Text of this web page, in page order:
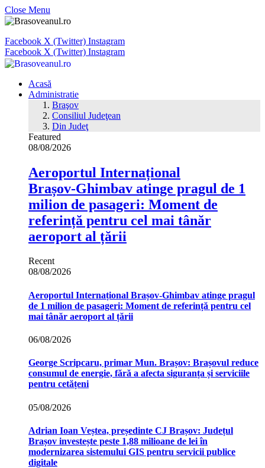
Close Menu
Facebook X (Twitter) Instagram
Facebook X (Twitter) Instagram
Acasă
Administratie
Braşov
Consiliul Judeţean
Din Judeţ
Featured
08/08/2026
Aeroportul Internațional
Brașov‑Ghimbav atinge pragul de 1
milion de pasageri: Moment de
referință pentru cel mai tânăr
aeroport al țării
Recent
08/08/2026
Aeroportul Internațional Brașov‑Ghimbav atinge pragul
de 1 milion de pasageri: Moment de referință pentru cel
mai tânăr aeroport al țării
06/08/2026
George Scripcaru, primar Mun. Brașov: Brașovul reduce
consumul de energie, fără a afecta siguranța și serviciile
pentru cetățeni
05/08/2026
Adrian Ioan Veștea, președinte CJ Brașov: Județul
Brașov investește peste 1,88 milioane de lei în
modernizarea sistemului GIS pentru servicii publice
digitale